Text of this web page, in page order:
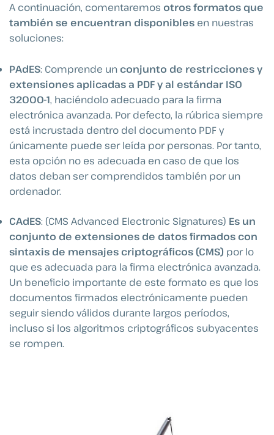
A continuación, comentaremos otros formatos que
también se encuentran disponibles en nuestras
soluciones:
PAdES: Comprende un conjunto de restricciones y
extensiones aplicadas a PDF y al estándar ISO
32000-1, haciéndolo adecuado para la firma
electrónica avanzada. Por defecto, la rúbrica siempre
está incrustada dentro del documento PDF y
únicamente puede ser leída por personas. Por tanto,
esta opción no es adecuada en caso de que los
datos deban ser comprendidos también por un
ordenador.
CAdES: (CMS Advanced Electronic Signatures) Es un
conjunto de extensiones de datos firmados con
sintaxis de mensajes criptográficos (CMS) por lo
que es adecuada para la firma electrónica avanzada.
Un beneficio importante de este formato es que los
documentos firmados electrónicamente pueden
seguir siendo válidos durante largos períodos,
incluso si los algoritmos criptográficos subyacentes
se rompen.